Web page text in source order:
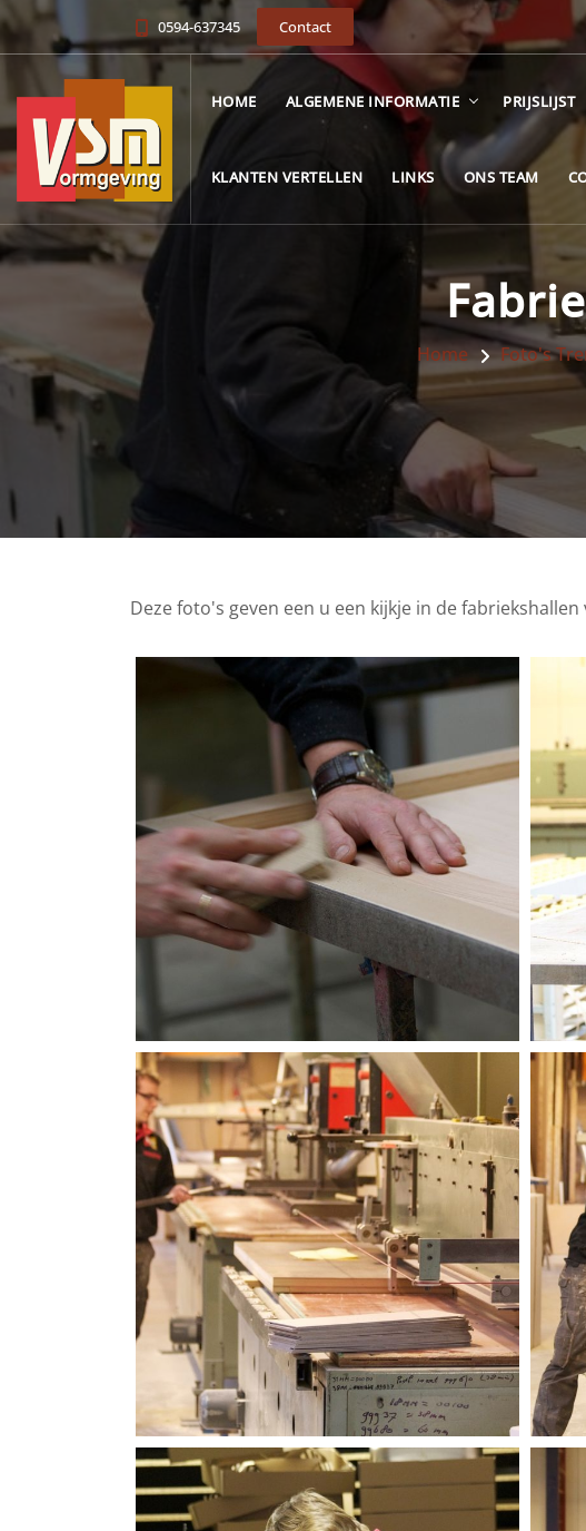
0594-637345 Contact
HOME ALGEMENE INFORMATIE PRIJSLIJST
KLANTEN VERTELLEN LINKS ONS TEAM
Home Foto's
Deze foto's geven een u een kijkje in de